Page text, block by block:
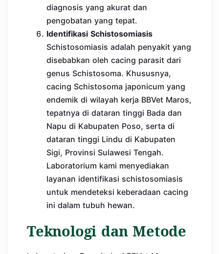
diagnosis yang akurat dan
pengobatan yang tepat.
Identifikasi Schistosomiasis
Schistosomiasis adalah penyakit yang
disebabkan oleh cacing parasit dari
genus Schistosoma. Khususnya,
cacing Schistosoma japonicum yang
endemik di wilayah kerja BBVet Maros,
tepatnya di dataran tinggi Bada dan
Napu di Kabupaten Poso, serta di
dataran tinggi Lindu di Kabupaten
Sigi, Provinsi Sulawesi Tengah.
Laboratorium kami menyediakan
layanan identifikasi schistosomiasis
untuk mendeteksi keberadaan cacing
ini dalam tubuh hewan.
Teknologi dan Metode